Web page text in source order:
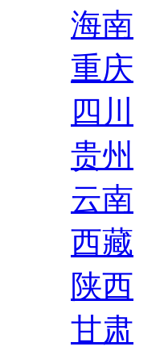
海南
重庆
四川
贵州
云南
西藏
陕西
甘肃